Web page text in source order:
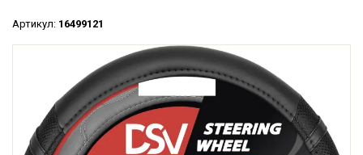
Артикул: 16499121